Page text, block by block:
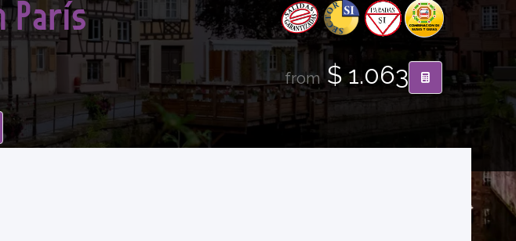
París
from$ 1.063